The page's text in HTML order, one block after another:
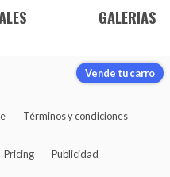
GALERIAS
Vende tu carro
Términos y condiciones
Pricing Publicidad